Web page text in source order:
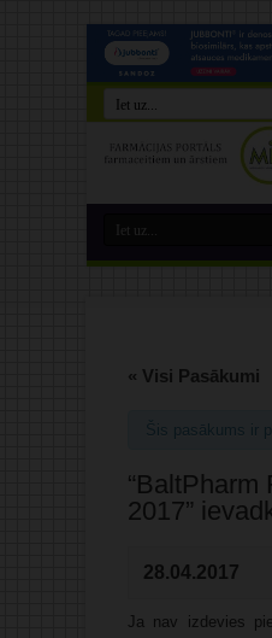
« Visi Pasākumi
Šis pasākums ir
“BaltPharm
2017”
28.04.2017
Ja nav izdevies